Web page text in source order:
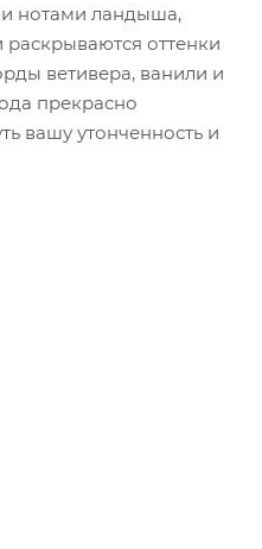
нотами ландыша,
оттенки
ветивера, ванили и
прекрасно
вашу утонченность и